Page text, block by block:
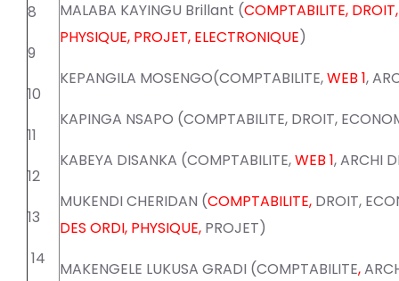
8
9
10
11
12
13
14
MALABA KAYINGU Brillant (COMPTABILITE,
PHYSIQUE, PROJET, ELECTRONIQUE)
KEPANGILA MOSENGO(COMPTABILITE,WEB 1,
KAPINGA NSAPO (COMPTABILITE, DROIT,
KABEYA DISANKA (COMPTABILITE,WEB 1, ARCHI
MUKENDI CHERIDAN (COMPTABILITE, DROIT,
DES ORDI, PHYSIQUE, PROJET)
MAKENGELE LUKUSA GRADI (COMPTABILITE,